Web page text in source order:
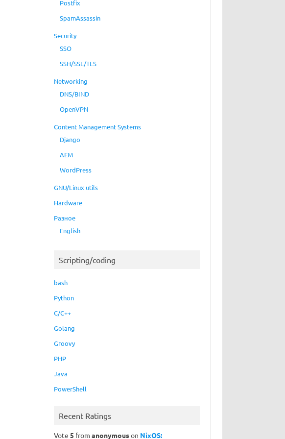
Postfix
SpamAssassin
Security
SSO
SSH/SSL/TLS
Networking
DNS/BIND
OpenVPN
Content Management Systems
Django
AEM
WordPress
GNU/Linux utils
Hardware
Разное
English
Scripting/coding
bash
Python
C/C++
Golang
Groovy
PHP
Java
PowerShell
Recent Ratings
Vote5 fromanonymouson NixOS: